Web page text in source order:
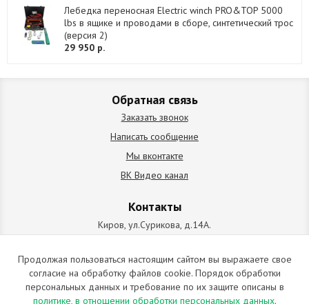
Лебедка переносная Electric winch PRO&TOP 5000
lbs в ящике и проводами в сборе, синтетический трос
(версия 2)
29 950 р.
Обратная связь
Заказать звонок
Написать сообщение
Мы вконтакте
ВК Видео канал
Контакты
Киров, ул.Сурикова, д.14А.
схема проезда
+7 (912) 827-92-55
ИП Позолотин Евгений Валерьевич
ИНН 434537218055 / ОГРН ИП 309434505600123 от 25.02.2009
Продолжая пользоваться настоящим сайтом вы выражаете свое
согласие на обработку файлов cookie. Порядок обработки
персональных данных и требование по их защите описаны в
политике, в отношении обработки персональных данных.